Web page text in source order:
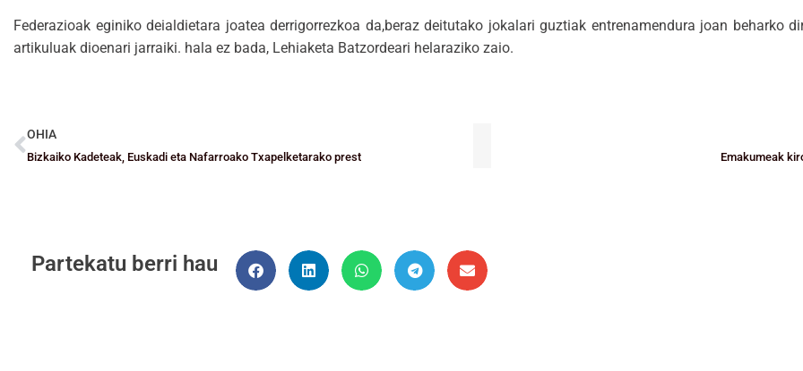
Federazioak eginiko deialdietara joatea derrigorrezkoa da,beraz deitutako jokalari guztiak entrenamendura joan beharko
artikuluak dioenari jarraiki. hala ez bada, Lehiaketa Batzordeari helaraziko zaio.
OHIA
Bizkaiko Kadeteak, Euskadi eta Nafarroako Txapelketarako prest Emakumeak
Partekatu berri hau